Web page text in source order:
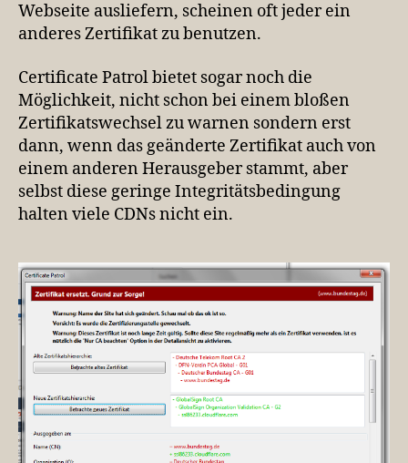
Webseite ausliefern, scheinen oft jeder ein
anderes Zertifikat zu benutzen.
Certificate Patrol bietet sogar noch die
Möglichkeit, nicht schon bei einem bloßen
Zertifikatswechsel zu warnen sondern erst
dann, wenn das geänderte Zertifikat auch von
einem anderen Herausgeber stammt, aber
selbst diese geringe Integritätsbedingung
halten viele CDNs nicht ein.